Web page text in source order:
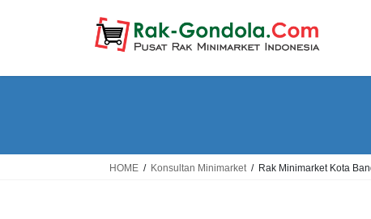
HOME Konsultan Minimarket Rak Minimarket Kota